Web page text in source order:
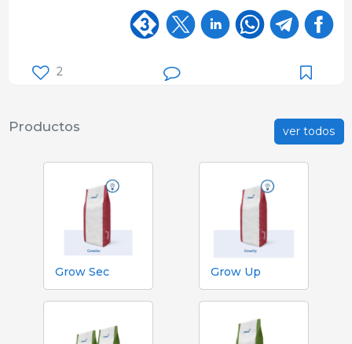
2
ver todos
Productos
Grow Sec Grow Up